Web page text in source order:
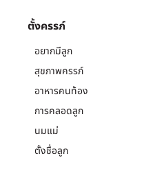
ตั้งครรภ์
อยากมีลูก
สุขภาพครรภ์
อาหารคนท้อง
การคลอดลูก
นมแม่
ตั้งชื่อลูก